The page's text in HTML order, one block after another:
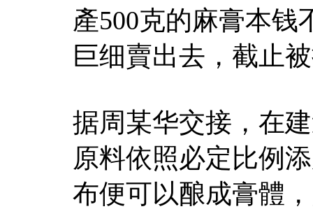
產500克的麻膏本钱
巨细賣出去，截止
据周某华交接，在
原料依照必定比例
布便可以酿成膏體